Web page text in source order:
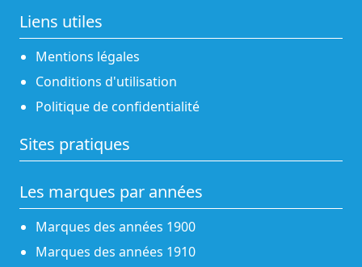
Liens utiles
Mentions légales
Conditions d'utilisation
Politique de confidentialité
Sites pratiques
Les marques par années
Marques des années 1900
Marques des années 1910